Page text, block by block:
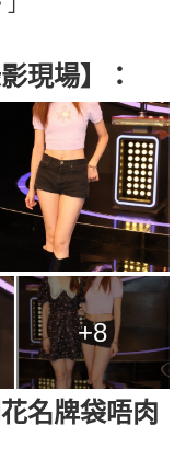
現場】：
+8
名牌袋唔肉